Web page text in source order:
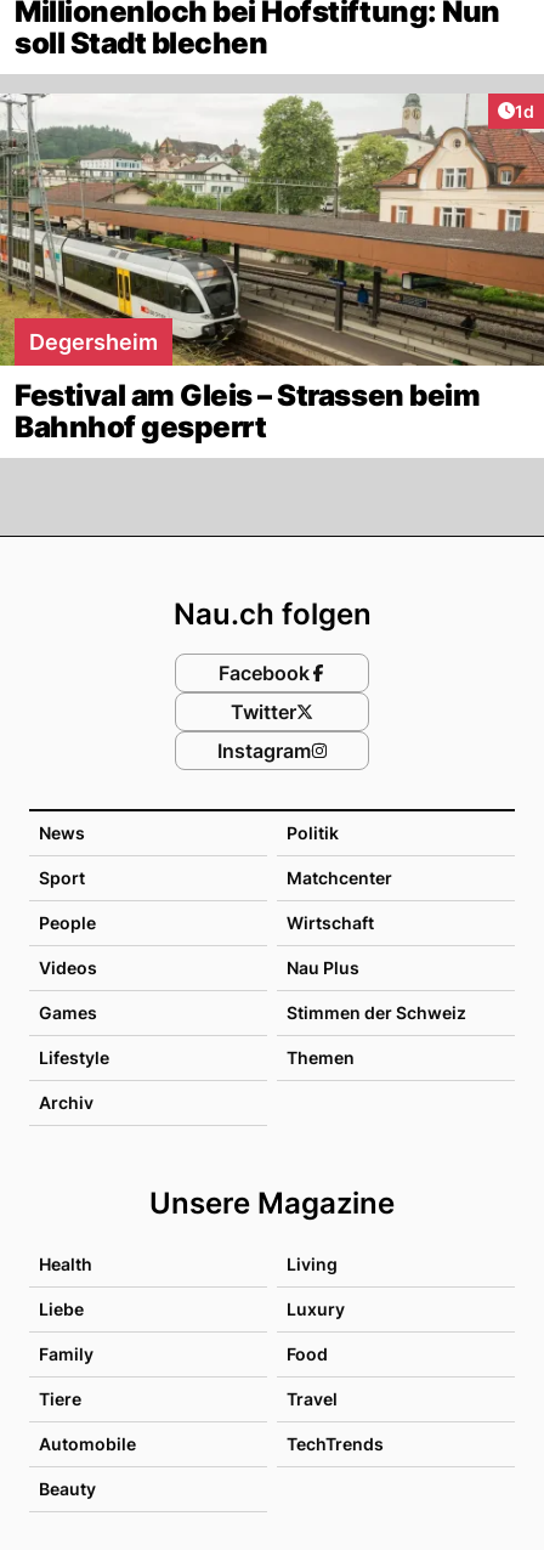
Millionenloch bei Hofstiftung: Nun
soll Stadt blechen
1d
Degersheim
Festival am Gleis – Strassen beim
Bahnhof gesperrt
News Politik
Sport Matchcenter
People Wirtschaft
Videos Nau Plus
Games Stimmen der Schweiz
Lifestyle Themen
Archiv
Unsere Magazine
Health Living
Liebe Luxury
Family Food
Tiere Travel
Automobile TechTrends
Beauty
Nau.ch folgen
Facebook
Twitter
Instagram